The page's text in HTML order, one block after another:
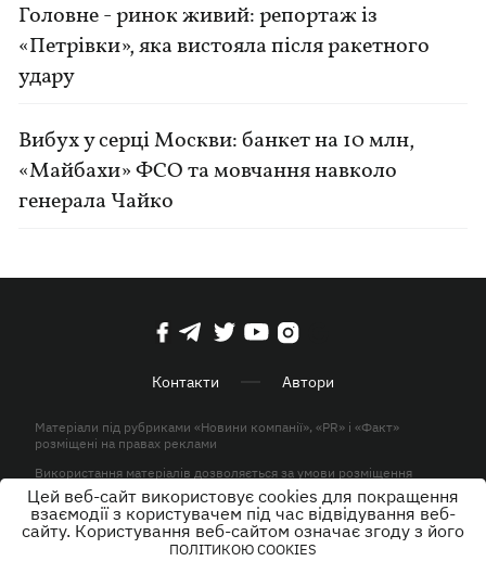
Головне - ринок живий: репортаж із
«Петрівки», яка вистояла після ракетного
удару
Вибух у серці Москви: банкет на 10 млн,
«Майбахи» ФСО та мовчання навколо
генерала Чайко
Контакти Автори
Матеріали під рубриками «Новини компанії», «PR» і «Факт»
розміщені на правах реклами
Використання матеріалів дозволяється за умови розміщення
активного гіперпосилання на KP.UA в першому абзаці.
© ТОВ «ЮЛАВ МЕДІА» 2026. Всі права захищені.
Цей веб-сайт використовує cookies для покращення
взаємодії з користувачем під час відвідування веб-
сайту. Користування веб-сайтом означає згоду з його
ПОЛІТИКОЮ COOKIES